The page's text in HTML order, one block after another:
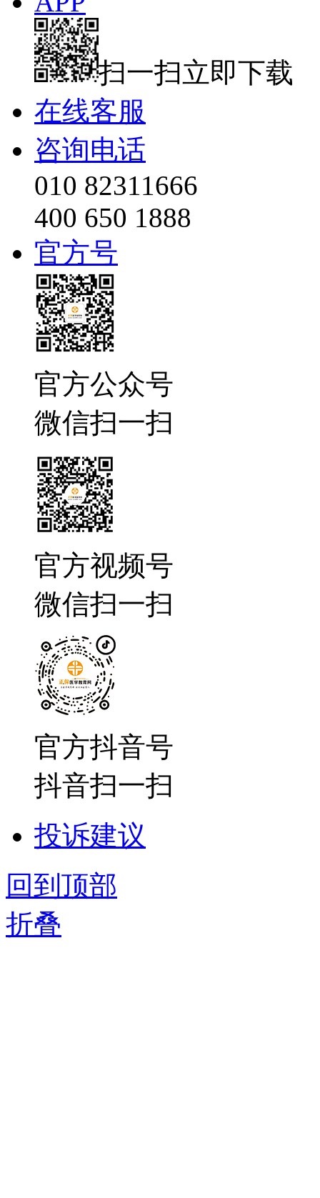
扫一扫立即下载
在线客服
咨询电话
010 82311666
400 650 1888
官方号
官方公众号
微信扫一扫
官方视频号
微信扫一扫
官方抖音号
抖音扫一扫
投诉建议
回到顶部
折叠